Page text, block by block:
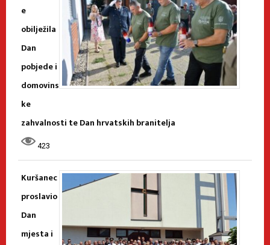
e
obilježila
Dan
pobjede i
domovins
ke
zahvalnosti te Dan hrvatskih branitelja
423
Kuršanec
proslavio
Dan
mjesta i